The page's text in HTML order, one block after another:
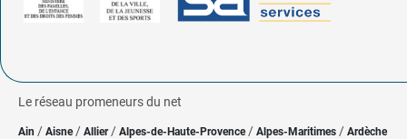
Le réseau promeneurs du net
Ain / Aisne/ Allier/ Alpes-de-Haute-Provence / Alpes-Maritimes / Ardèche